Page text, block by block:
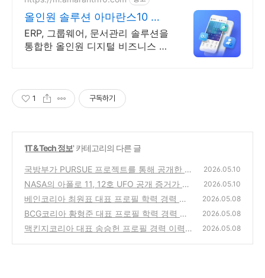
올인원 솔루션 아마란스10 디
지털 비즈니스 플랫폼
ERP, 그룹웨어, 문서관리 솔루션을
통합한 올인원 디지털 비즈니스 플
1 구독하기
'IT & Tech 정보' 카테고리의 다른 글
국방부가 PURSUE 프로젝트를 통해 공개한 아
폴로 17호(1972년 미션)의 공식 교신 녹취록
전문
2026.05.10
NASA의 아폴로 11, 12호 UFO 공개 증거가 결
정적인 이유 : 이제 풍선이나 드론 드립은 통하
지 않는다!
(0)
2026.05.10
베인코리아 최원표 대표 프로필 학력 경력 이
력 등
(0)
2026.05.08
BCG코리아 황형준 대표 프로필 학력 경력 이
력 등
(0)
2026.05.08
맥킨지코리아 대표 송승헌 프로필 경력 이력
2026.05.08